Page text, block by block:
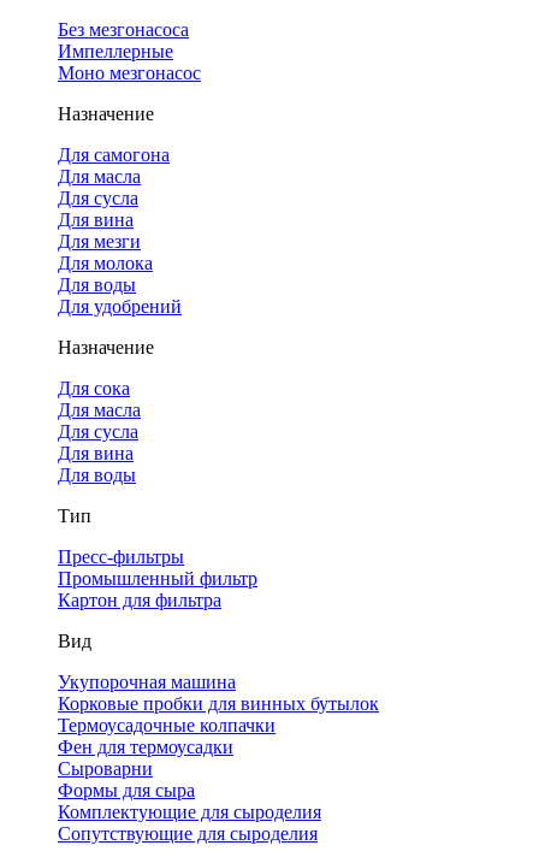
Без мезгонасоса
Импеллерные
Моно мезгонасос
Назначение
Для самогона
Для масла
Для сусла
Для вина
Для мезги
Для молока
Для воды
Для удобрений
Назначение
Для сока
Для масла
Для сусла
Для вина
Для воды
Тип
Пресс-фильтры
Промышленный фильтр
Картон для фильтра
Вид
Укупорочная машина
Корковые пробки для винных бутылок
Термоусадочные колпачки
Фен для термоусадки
Сыроварни
Формы для сыра
Комплектующие для сыроделия
Сопутствующие для сыроделия